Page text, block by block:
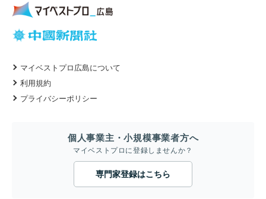
マイベストプロ広島について
利用規約
プライバシーポリシー
個人事業主・小規模事業者方へ
マイベストプロに登録しませんか？
専門家登録はこちら